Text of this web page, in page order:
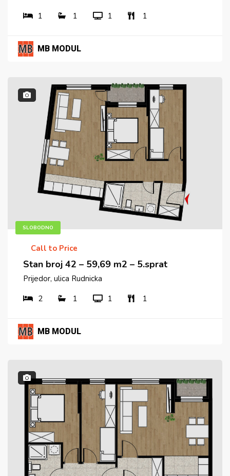
1
1 1 1
MB MODUL
SLOBODNO
Call to Price
Stan broj 42 – 59,69 m2 – 5.sprat
Prijedor, ulica Rudnicka
2
1 1 1
MB MODUL